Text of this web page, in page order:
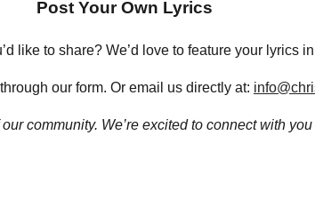
Post Your Own Lyrics
like to share? We’d love to feature your lyrics
our form. Or email us directly at:
community. We’re excited to connect with